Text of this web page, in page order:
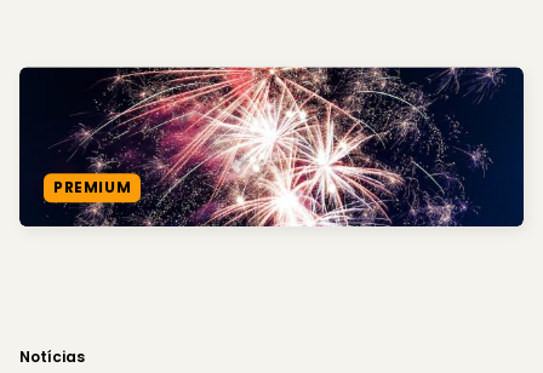
PREMIUM
Notícias